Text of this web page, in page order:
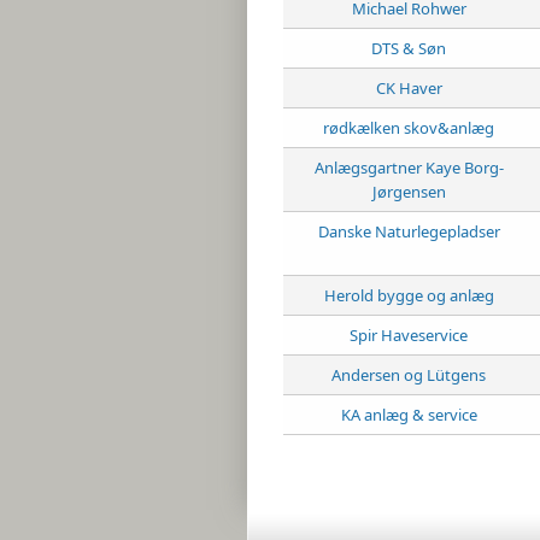
BREGNER, GRÆSSER
OG KRYDDERURTER
FRUGTTRÆER OG
FRUGTBUSKE
STEDSEGRØNNE
VILLAHÆK -
FÆRDIGHÆK
BLOMSTERLØG
MATERIALER
DANSK - LATIN
SIGNATURFORKLARING
HANDELSBETINGELSER
Michael Rohwer
DTS & Søn
CK Haver
rødkælken skov&anlæg
Anlægsgartner Kaye Borg-
Jørgensen
Danske Naturlegepladser
Herold bygge og anlæg
Spir Haveservice
Andersen og Lütgens
KA anlæg & service